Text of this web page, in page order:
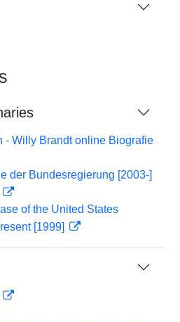
- Willy Brandt online Biografie
der Bundesregierung [2003-]
of the United States
[1999]